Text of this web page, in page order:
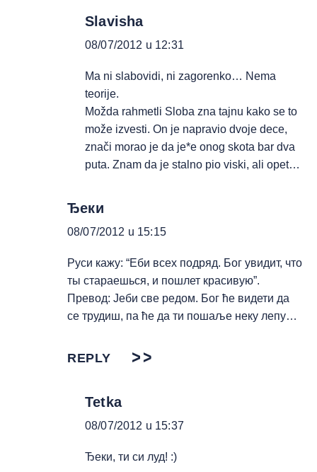
Slavisha
08/07/2012 u 12:31
Ma ni slabovidi, ni zagorenko… Nema
teorije.
Možda rahmetli Sloba zna tajnu kako se to
može izvesti. On je napravio dvoje dece,
znači morao je da je*е onog skota bar dva
puta. Znam da je stalno pio viski, ali opet…
Ђеки
08/07/2012 u 15:15
Руси кажу: “Еби всех подряд. Бог увидит, что
ты стараешься, и пошлет красивую”.
Превод: Јеби све редом. Бог ће видети да
се трудиш, па ће да ти пошаље неку лепу…
REPLY
Tetka
08/07/2012 u 15:37
Ђеки, ти си луд! :)